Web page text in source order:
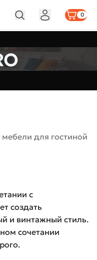
0
для гостиной
с
создать
и винтажный стиль.
сочетании